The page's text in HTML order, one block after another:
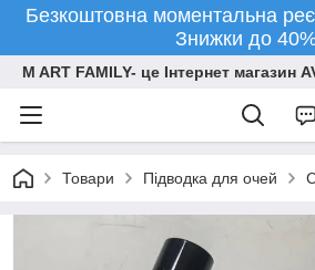
Безкоштовна моментальна
Знижки до
M ART FAMILY- це Інтернет магазин
Товари Підводка для очей